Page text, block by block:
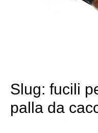
Slug: fucili
palla da